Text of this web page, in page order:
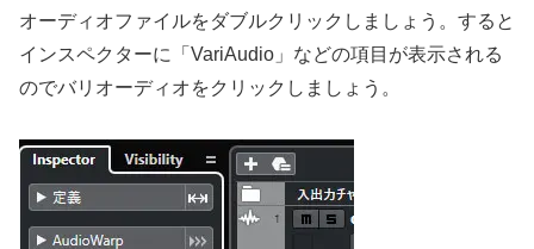
オーディオファイルをダブルクリックしましょう。すると
インスペクターに「VariAudio」などの項目が表示される
のでバリオーディオをクリックしましょう。